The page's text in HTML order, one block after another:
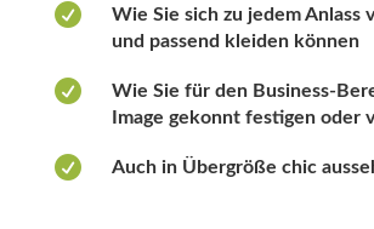

Wie Sie sich zu jedem Anlass
und passend kleiden können

Wie Sie für den Business-
Image gekonnt festigen oder
 Auch in Übergröße chic